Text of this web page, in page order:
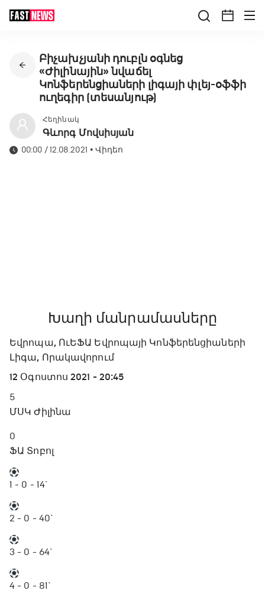
Բիչախչյանի դուբլն օգնեց
«Ժիլինային» նվաճել
Կոնֆերենցիաների լիգայի փլեյ-օֆֆի
ուղեգիր (տեսանյութ)
Հեղինակ
Գևորգ Մովսիսյան
00:00 / 12.08.2021 •Վիդեո
Խաղի մանրամասները
Եվրոպա, ՈւԵՖԱ Եվրոպայի Կոնֆերենցիաների
Լիգա, Որակավորում
12 Օգոստոս 2021 - 20:45
5
ՄՍԿ Ժիլինա
0
ՖԱ Տոբոլ
1 - 0 - 14`
2 - 0 - 40`
3 - 0 - 64`
4 - 0 - 81`